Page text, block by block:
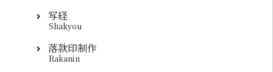
写経
Shakyou
落款印制作
Rakanin